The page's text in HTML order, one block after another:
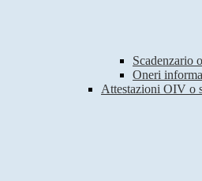
Scadenzario
Oneri
Attestazioni OIV o